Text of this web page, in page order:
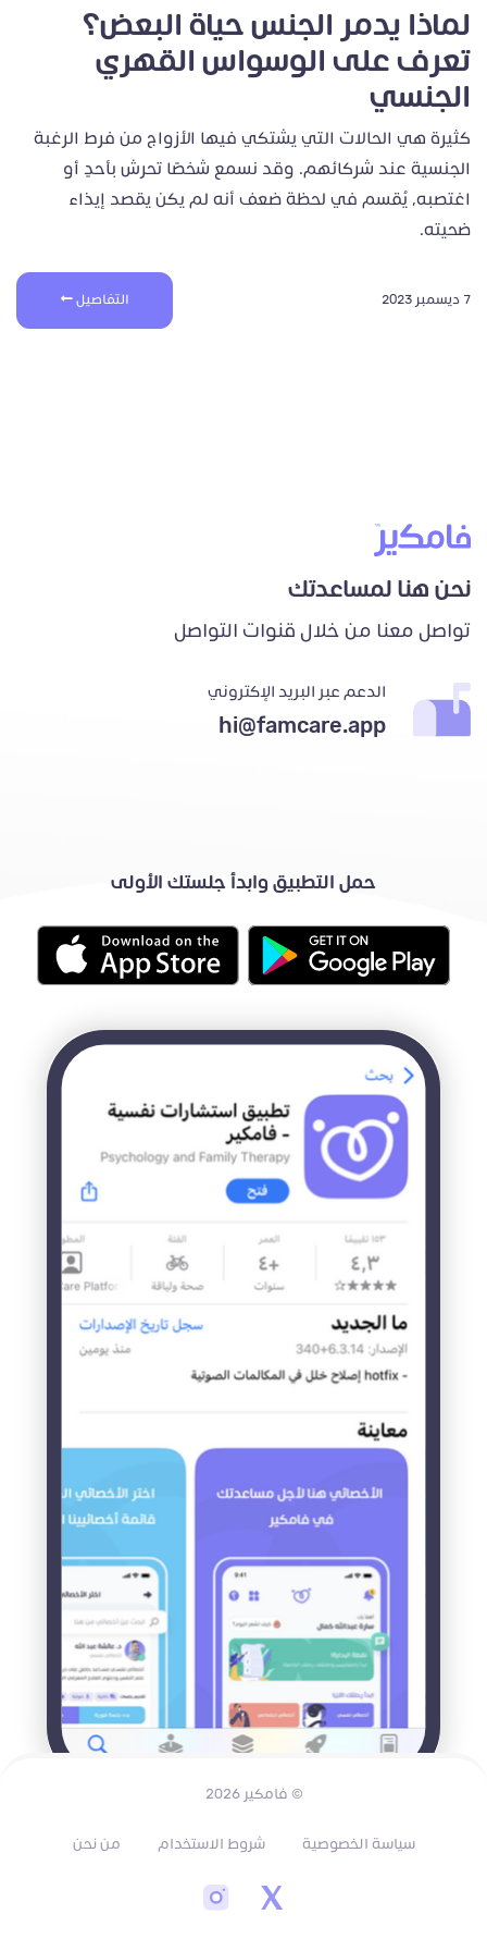
لماذا يدمر الجنس حياة البعض؟
تعرف على الوسواس القهري
الجنسي
كثيرة هي الحالات التي يشتكي فيها الأزواج من فرط الرغبة
الجنسية عند شركائهم. وقد نسمع شخصًا تحرش بأحدٍ أو
اغتصبه، يُقسم في لحظة ضعف أنه لم يكن يقصد إيذاء
ضحيته.
7 ديسمبر 2023 التفاصيل
نحن هنا لمساعدتك
تواصل معنا من خلال قنوات التواصل
الدعم عبر البريد الإكتروني
hi@famcare.app
حمل التطبيق وابدأ جلستك الأولى
© فامكير 2026
سياسة الخصوصية شروط الاستخدام من نحن